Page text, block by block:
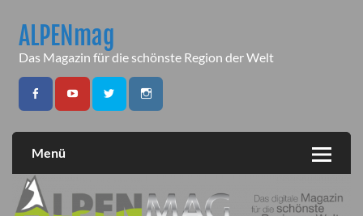
contentALPENmag
Das Magazin für die schönste Region der Welt
Menü